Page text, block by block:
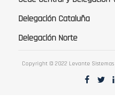
Delegación Cataluña
Delegación Norte
Copyright © 2022 Levante